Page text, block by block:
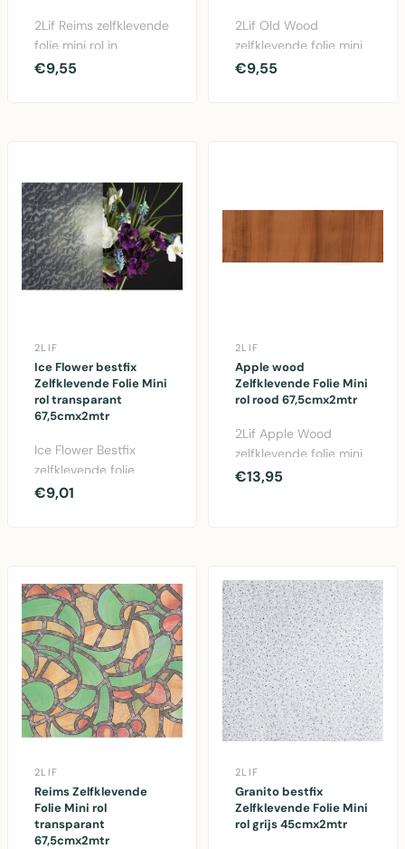
2Lif Reims zelfklevende
folie mini rol in
blauw/roze. 45cm
€9,55
2Lif Old Wood
zelfklevende folie mini
rol in bruin. 45cm x 2
€9,55
2LIF
Ice Flower bestfix
Zelfklevende Folie Mini
rol transparant
67,5cmx2mtr
Ice Flower Bestfix
zelfklevende folie
transparant 67,5cm x
€9,01
2LIF
Apple wood
Zelfklevende Folie Mini
rol rood 67,5cmx2mtr
2Lif Apple Wood
zelfklevende folie mini
rol in rood. PVC folie
€13,95
2LIF
Reims Zelfklevende
Folie Mini rol
transparant
67,5cmx2mtr
2LIF
Granito bestfix
Zelfklevende Folie Mini
rol grijs 45cmx2mtr